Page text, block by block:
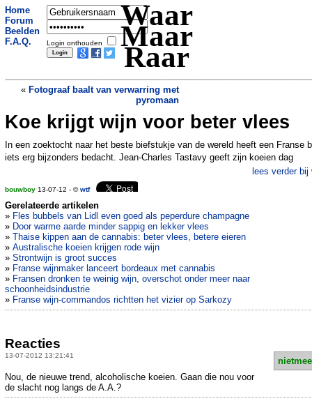
Home
Forum
Beelden
F.A.Q.
Login onthouden
Waar
Maar
Raar
« Fotograaf baalt van verwarring met
pyromaan
Wetenschappers ontwikkelen T-shirt dat
mobieltje kan opladen
Koe krijgt wijn voor beter vlees
In een zoektocht naar het beste biefstukje van de wereld heeft een Franse
iets erg bijzonders bedacht. Jean-Charles Tastavy geeft zijn koeien dag
lees verder bij
bouwboy 13-07-12 - ©wtf
Gerelateerde artikelen
» Fles bubbels van Lidl even goed als peperdure champagne
» Door warme aarde minder sappig en lekker vlees
» Thaise kippen aan de cannabis: beter vlees, betere eieren
» Australische koeien krijgen rode wijn
» Strontwijn is groot succes
» Franse wijnmaker lanceert bordeaux met cannabis
» Fransen dronken te weinig wijn, overschot onder meer naar
schoonheidsindustrie
» Franse wijn-commandos richtten het vizier op Sarkozy
Reacties
13-07-2012 13:21:41
Nou, de nieuwe trend, alcoholische koeien. Gaan die nou voor
de slacht nog langs de A.A.?